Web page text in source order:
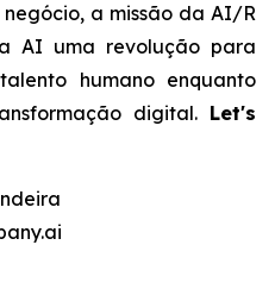
a missão da AI/R
AI uma revolução para
humano enquanto
digital. Let's